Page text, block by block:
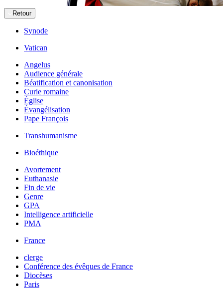
Retour
Synode
Vatican
Angelus
Audience générale
Béatification et canonisation
Curie romaine
Église
Évangélisation
Pape François
Transhumanisme
Bioéthique
Avortement
Euthanasie
Fin de vie
Genre
GPA
Intelligence artificielle
PMA
France
clerge
Conférence des évêques de France
Diocèses
Paris